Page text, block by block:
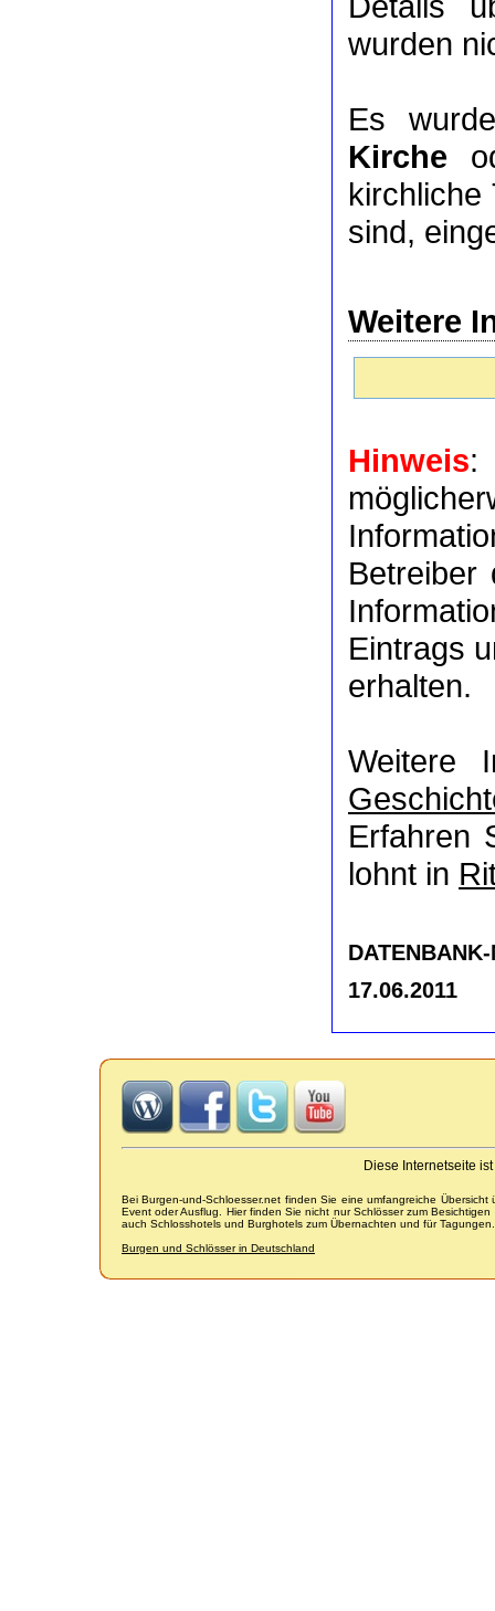
wurden
Es
Kirche
kirchliche
sind,
Weitere
Hinweis:
Eintrags
erhalten.
Weitere
Erfahren
lohnt in
17.06.2011
Diese Internetseite
Bei Burgen-und-Schloesser.net finden Sie eine umfangreiche
Event oder Ausflug. Hier finden Sie nicht nur Schlösser zum
auch Schlosshotels und Burghotels zum Übernachten und für Tagungen.
Burgen und Schlösser in Deutschland